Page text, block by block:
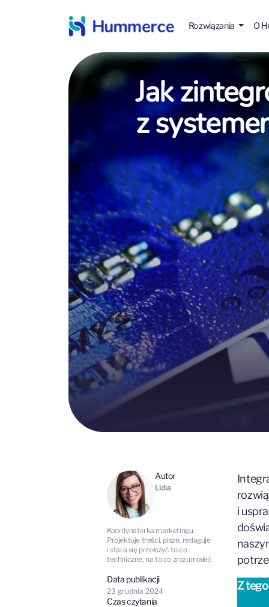
Rozwiązania O
Jak
z
Autor
Lidia
Koordynatorka marketingu.
Projektuje treści, pisze, redaguje
i stara się przełożyć to co
techniczne, na to co zrozumiałe:)
Data publikacji
23 grudnia 2024
Czas czytania
i
Z